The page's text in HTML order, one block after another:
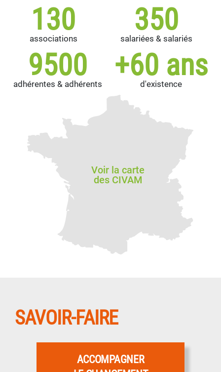
130
associations
350
salariées & salariés
9500
adhérentes & adhérents
+60 ans
d'existence
Voir la carte
des CIVAM
SAVOIR-FAIRE
ACCOMPAGNER